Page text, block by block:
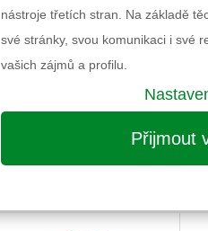
nástroje třetích stran. Na základě
své stránky, svou komunikaci i své
vašich zájmů a profilu.
Přijmout